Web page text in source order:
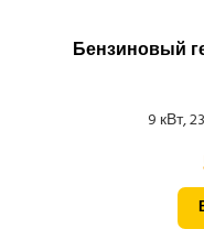
Бензиновый
9 кВт,